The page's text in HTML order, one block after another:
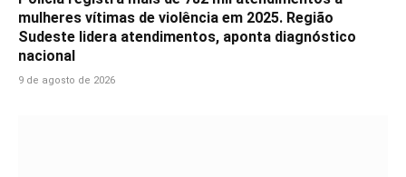
mulheres vítimas de violência em 2025. Região
Sudeste lidera atendimentos, aponta diagnóstico
nacional
9 de agosto de 2026